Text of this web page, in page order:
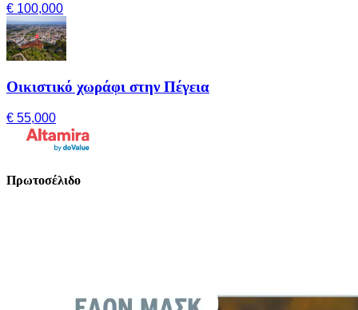
€ 100,000
Οικιστικό χωράφι στην Πέγεια
€ 55,000
Πρωτοσέλιδο